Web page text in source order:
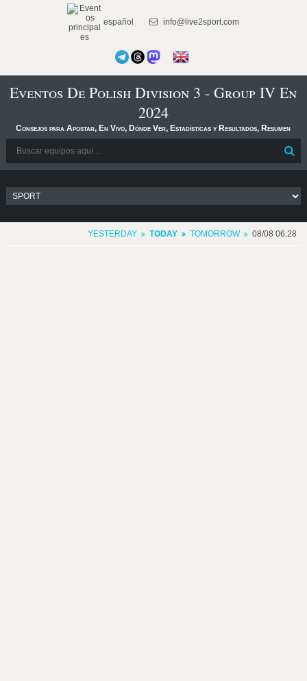
español info@live2sport.com
Eventos De Polish Division 3 - Group IV En
2024
Consejos para Apostar, En Vivo, Dónde Ver, Estadísticas y Resultados, Resumen
YESTERDAY TODAY TOMORROW 08/08 06:28